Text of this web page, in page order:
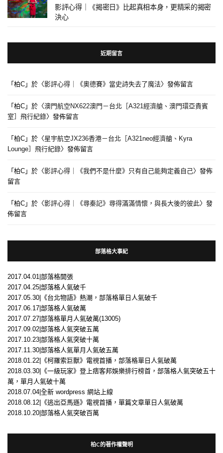
影評心得｜《揭密日》比起真相本身，更精采的揭密
決心
近期留言
「 柏C 」於〈影評心得｜《奧德賽》當史詩失去了魔法〉發佈留言
「 柏C 」於〈澳門航空NX622澳門－台北［A321經濟艙、澳門環亞貴賓
室］飛行紀錄〉發佈留言
「 柏C 」於〈星宇航空JX236香港－台北［A321neo經濟艙、Kyra
Lounge］飛行紀錄〉發佈留言
「 柏C 」於〈影評心得｜《我們不是什麼》只有自己能夠定義自己〉發佈
留言
「 柏C 」於〈影評心得｜《尋秦記》尋得滿滿情懷，與長大後的彼此〉發
佈留言
部落格大事紀
2017.04.01|部落格開張
2017.04.25|部落格人氣破千
2017.05.30|《台北物語》熱潮，部落格單日人氣破千
2017.06.17|部落格人氣破萬
2017.07.27|部落格單月人氣破萬(13005)
2017.09.02|部落格人氣突破五萬
2017.10.23|部落格人氣突破十萬
2017.11.30|部落格人氣單月人氣破五萬
2018.01.22|《柯羅索巨獸》電視首播，部落格單日人氣破萬
2018.03.30|《一級玩家》登上痞客邦娛樂排行榜首，部落格人氣突破五十
萬，單月人氣破十萬
2018.07.04|全新 wordpress 網站上線
2018.08.12|《逃出亞馬遜》電視首播，單篇文章單日人氣破萬
2018.10.20|部落格人氣突破百萬
柏C的著作權聲明